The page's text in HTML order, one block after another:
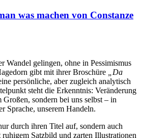
was machen von Constanze
Wandel gelingen, ohne in Pessimismus
gibt mit ihrer Broschüre
„Da
persönliche, aber zugleich analytisch
steht die Erkenntnis: Veränderung
sondern bei uns selbst – in
Sprache, unserem Handeln.
durch ihren Titel auf, sondern auch
Satzbild und zarten Illustrationen